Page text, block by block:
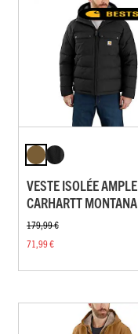
VESTE ISOLÉE AMPLE
CARHARTT MONTANA
179,99 €
71,99 €